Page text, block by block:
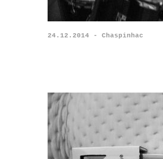
24.12.2014 - Chaspinhac